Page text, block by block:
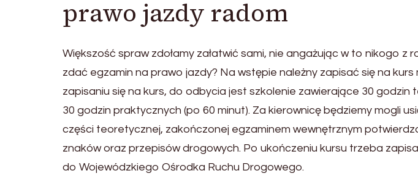
prawo jazdy radom
Większość spraw zdołamy załatwić sami, nie angażując w to nikogo z
zdać egzamin na prawo jazdy? Na wstępie należny zapisać się na
zapisaniu się na kurs, do odbycia jest szkolenie zawierające 30 godzin
30 godzin praktycznych (po 60 minut). Za kierownicę będziemy mogli
części teoretycznej, zakończonej egzaminem wewnętrznym
znaków oraz przepisów drogowych. Po ukończeniu kursu trzeba
do Wojewódzkiego Ośrodka Ruchu Drogowego.